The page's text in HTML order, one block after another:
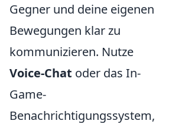
Gegner und deine eigenen
Bewegungen klar zu
kommunizieren. Nutze
Voice-Chat oder das In-
Game-
Benachrichtigungssystem,